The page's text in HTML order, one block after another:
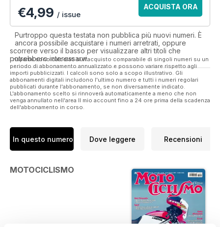
€4,99 / issue
ACQUISTA ORA
Purtroppo questa testata non pubblica più nuovi numeri. È
ancora possibile acquistare i numeri arretrati, oppure
scorrere verso il basso per visualizzare altri titoli che
potrebbero interessarvi.
I risparmi sono calcolati sull'acquisto comparabile di singoli numeri su un
periodo di abbonamento annualizzato e possono variare rispetto agli
importi pubblicizzati. I calcoli sono solo a scopo illustrativo. Gli
abbonamenti digitali includono l'ultimo numero e tutti i numeri regolari
pubblicati durante l'abbonamento, se non diversamente indicato.
L'abbonamento scelto si rinnoverà automaticamente a meno che non
venga annullato nell'area Il mio account fino a 24 ore prima della scadenza
dell'abbonamento in corso.
In questo numero Dove leggere Recensioni
MOTOCICLISMO